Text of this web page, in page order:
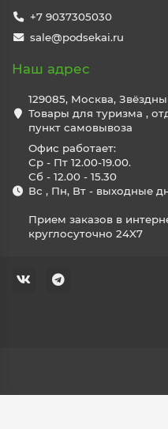
+7 9037305030
sale@podsekai.ru
Наш адрес
129085, Москва,
Товары для туризма ,
пункт самовывоза
Офис работает:
Ср - Пт 12.00-19.00.
Сб - 12.00 - 15.30
Вс , Пн, Вт - выходные
Прием заказов в
круглосуточно 24X7